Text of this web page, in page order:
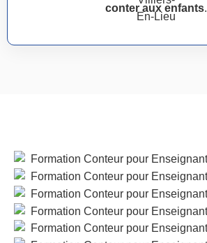
conter aux enfants.